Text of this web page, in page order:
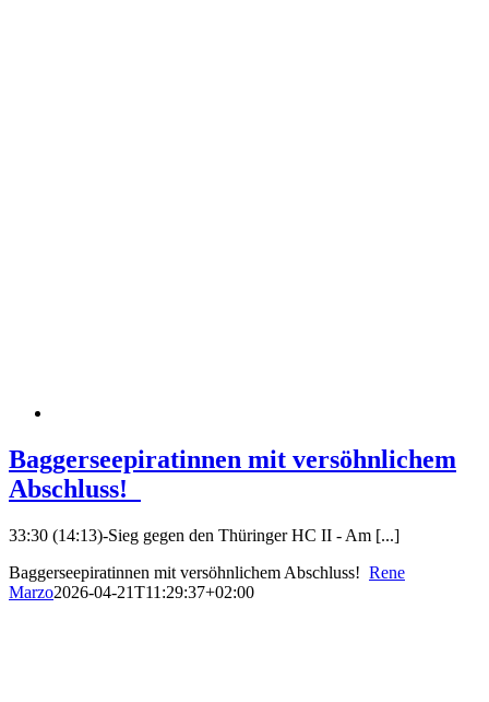
Baggerseepiratinnen mit versöhnlichem
Abschluss!
33:30 (14:13)-Sieg gegen den Thüringer HC II - Am [...]
Baggerseepiratinnen mit versöhnlichem Abschluss! Rene
Marzo2026-04-21T11:29:37+02:00